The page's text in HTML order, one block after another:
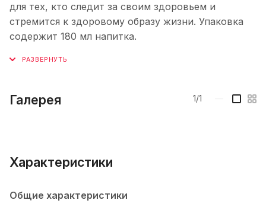
для тех, кто следит за своим здоровьем и
стремится к здоровому образу жизни. Упаковка
содержит 180 мл напитка.
Галерея 1/1
Характеристики
Общие характеристики